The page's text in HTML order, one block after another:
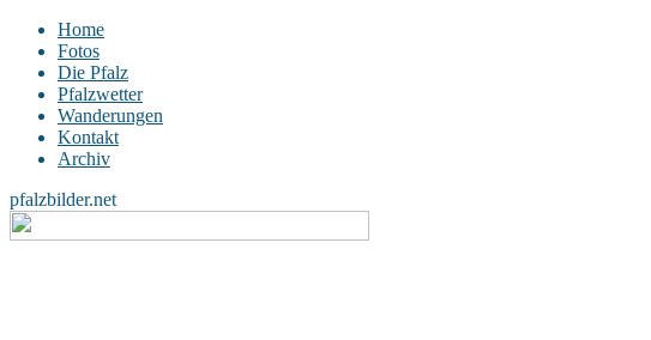
Home
Fotos
Die Pfalz
Pfalzwetter
Wanderungen
Kontakt
Archiv
pfalzbilder.net